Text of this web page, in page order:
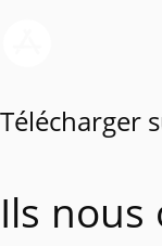
Télécharger
Ils nous